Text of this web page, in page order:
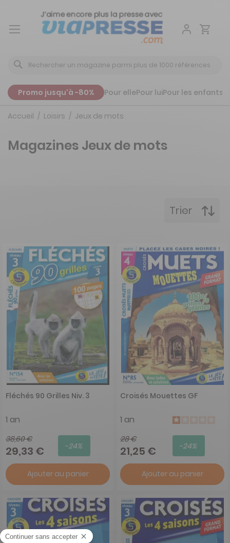
Aller
Promo jusqu'à -80% Pour ellePour luiPour les enfants
Accueil Loisirs Jeux de mots
Magazines Jeux de mots
Trier
Fléchés 90 Grilles Niv. 3
1 an
38,60 €
29,33 € -24%
Ajouter au panier
Croisés Mouettes GF
1 an
28 €
21,25 € -24%
Ajouter au panier